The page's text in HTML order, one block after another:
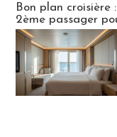
Bon plan croisière
2ème passager